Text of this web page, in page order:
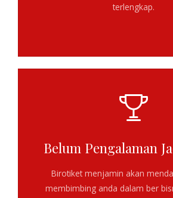
terlengkap.
Belum Pengalaman
Birotiket menjamin akan
membimbing anda dalam ber